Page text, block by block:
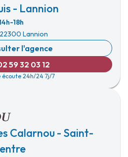
- Lannion
18h
22300 Lannion
l'agence
59 32 03 12
écoute 24h/24 7j/7
Calarnou - Saint-